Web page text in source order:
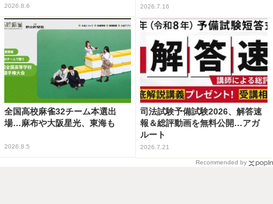
2026.8.6 2026.7.16
全国高校麻雀32チーム本選出
場…麻布や大阪星光、東海も
2026.8.5
司法試験予備試験2026、解答速
報＆総評動画を無料公開…アガ
ルート
2026.7.21
Recommended by